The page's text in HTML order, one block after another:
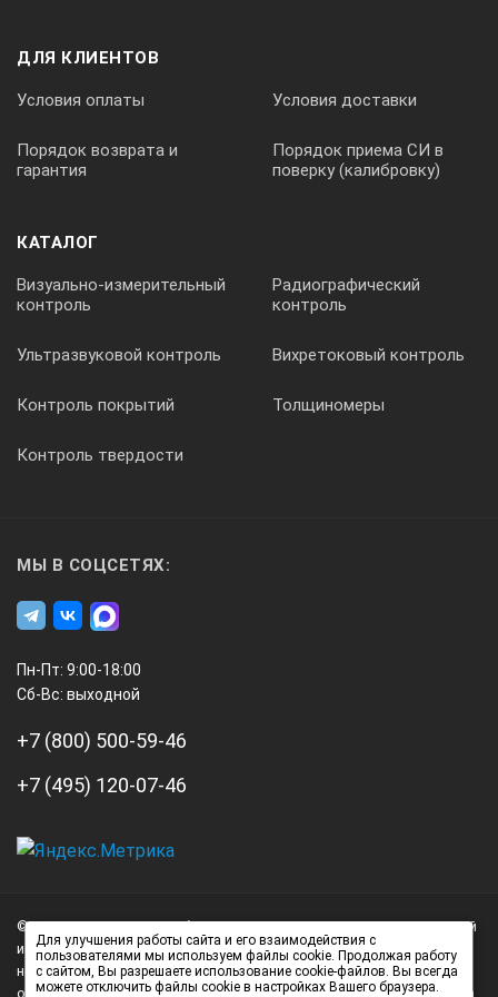
Габаритные размеры
Зарядное устройство;
Комплект мер толщин;
Гарантийный талон;
Кейс для хранения и переноски.
ДЛЯ КЛИЕНТОВ
Условия оплаты Условия доставки
Порядок возврата и
гарантия
Порядок приема СИ в
поверку (калибровку)
КАТАЛОГ
Визуально-измерительный
контроль
Радиографический
контроль
Ультразвуковой контроль Вихретоковый контроль
Контроль покрытий Толщиномеры
Контроль твердости
МЫ В СОЦСЕТЯХ:
Пн-Пт: 9:00-18:00
Сб-Вс: выходной
+7 (800) 500-59-46
+7 (495) 120-07-46
Нагорный
проезд
д.7
© 2026 А3 Инжиниринг Обращаем Ваше внимание на то, что данный
интернет-сайт носит исключительно информационный характер и
ни при каких условиях не является публичной офертой,
определяемой положениями статьи 437 (2) Гражданского кодекса
Для улучшения работы сайта и его взаимодействия с
пользователями мы используем файлы cookie. Продолжая работу
с сайтом, Вы разрешаете использование cookie-файлов. Вы всегда
можете отключить файлы cookie в настройках Вашего браузера.